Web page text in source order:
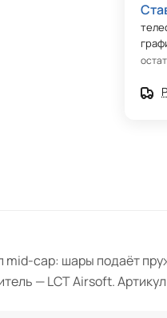
mid-cap: шары подаёт
— LCT Airsoft.